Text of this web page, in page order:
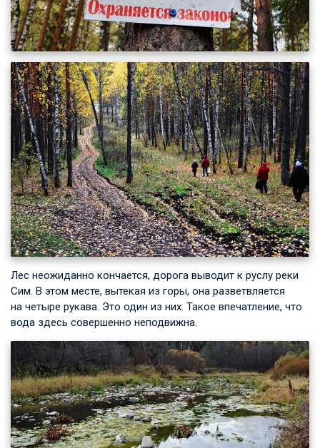
Лес неожиданно кончается, дорога выводит к руслу реки
Сим. В этом месте, вытекая из горы, она разветвляется
на четыре рукава. Это один из них. Такое впечатление, что
вода здесь совершенно неподвижна.